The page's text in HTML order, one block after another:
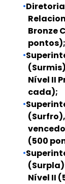
Bronze
pontos);
Nível II
cada);
(500
Nível II